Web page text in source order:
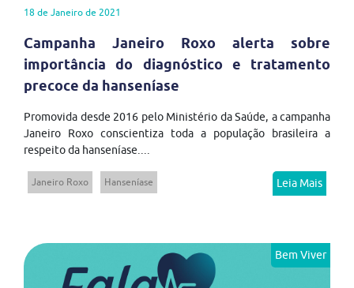
18 de Janeiro de 2021
Campanha Janeiro Roxo alerta sobre
importância do diagnóstico e tratamento
precoce da hanseníase
Promovida desde 2016 pelo Ministério da Saúde, a campanha
Janeiro Roxo conscientiza toda a população brasileira a
respeito da hanseníase....
Janeiro Roxo Hanseníase Leia Mais
Bem Viver